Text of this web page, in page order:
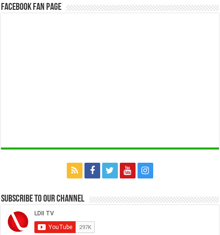
Facebook Fan Page
Subscribe to our Channel